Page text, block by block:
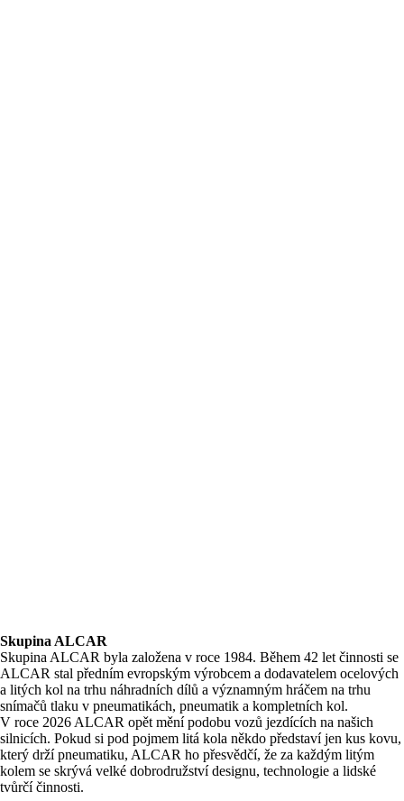
Skupina ALCAR
Skupina ALCAR byla založena v roce 1984. Během 42 let činnosti se
ALCAR stal předním evropským výrobcem a dodavatelem ocelových
a litých kol na trhu náhradních dílů a významným hráčem na trhu
snímačů tlaku v pneumatikách, pneumatik a kompletních kol.
V roce 2026 ALCAR opět mění podobu vozů jezdících na našich
silnicích. Pokud si pod pojmem litá kola někdo představí jen kus kovu,
který drží pneumatiku, ALCAR ho přesvědčí, že za každým litým
kolem se skrývá velké dobrodružství designu, technologie a lidské
tvůrčí činnosti.